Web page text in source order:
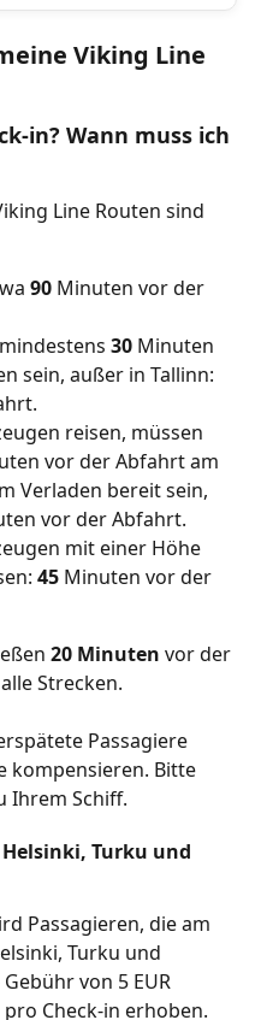
Viking Line
in? Wann muss ich
Line Routen sind
90 Minuten vor der
30 Minuten
sein, außer in Tallinn:
reisen, müssen
vor der Abfahrt am
Verladen bereit sein,
vor der Abfahrt.
mit einer Höhe
45 Minuten vor der
20 Minuten vor der
Strecken.
Passagiere
kompensieren. Bitte
Ihrem Schiff.
Turku und
Passagieren, die am
Turku und
von 5 EUR
Check-in erhoben.